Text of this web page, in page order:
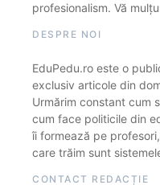
profesionalism. Vă
DESPRE NOI
EduPedu.ro este o
exclusiv articole din
Urmărim constant cum
cum face politicile din
îi formează pe
care trăim sunt
CONTACT REDACȚIE